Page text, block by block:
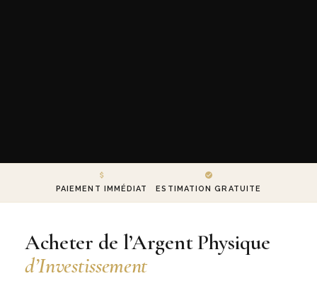
PAIEMENT IMMÉDIAT ESTIMATION GRATUITE
Acheter de l’Argent Physique
d’Investissement